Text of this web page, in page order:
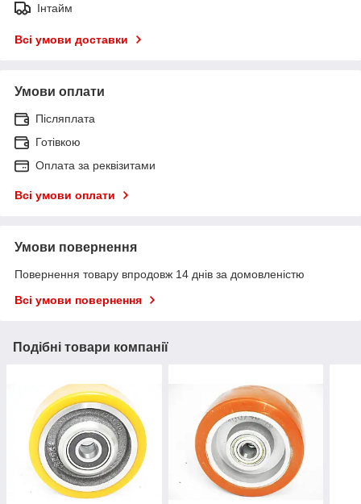
Інтайм
Всі умови доставки
Умови оплати
Післяплата
Готівкою
Оплата за реквізитами
Всі умови оплати
Умови повернення
Повернення товару впродовж 14 днів за домовленістю
Всі умови повернення
Подібні товари компанії